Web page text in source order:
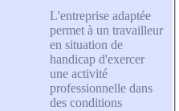
L'entreprise adaptée
permet à un travailleur
en situation de
handicap d'exercer
une activité
professionnelle dans
des conditions